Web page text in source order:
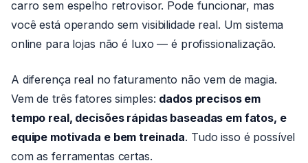
carro sem espelho retrovisor. Pode funcionar, mas
você está operando sem visibilidade real. Um sistema
online para lojas não é luxo — é profissionalização.
A diferença real no faturamento não vem de magia.
Vem de três fatores simples: dados precisos em
tempo real, decisões rápidas baseadas em fatos, e
equipe motivada e bem treinada. Tudo isso é possível
com as ferramentas certas.